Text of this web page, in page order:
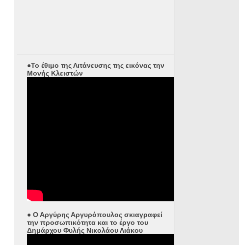
●Το έθιμο της Λιτάνευσης της εικόνας την
Μονής Κλειστών
● Ο Αργύρης Αργυρόπουλος σκιαγραφεί
την προσωπικότητα και το έργο του
Δημάρχου Φυλής Νικολάου Λιάκου